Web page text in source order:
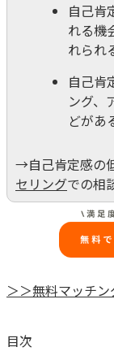
自己肯
れる機
れられ
自己肯
ング、
どがあ
→自己肯定感の
セリングでの相
＞＞無料マッチ
目次